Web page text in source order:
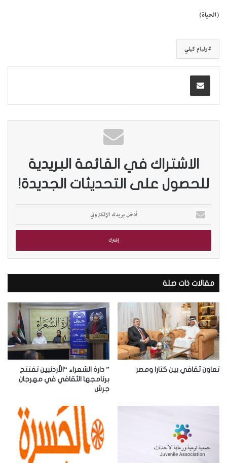
(الحياة)
وليام كيلي
الاشتراك في القائمة البريدية
للحصول على التحديثات الجديدة!
خ
ب
ي
د
ك
ا
ل
إ
ل
ت
ر
مقالات ذات صلة
تعاون ثقافي بين كتارا ومصر
” دارة الشعراء “الأردنيين تفتتح
برنامجها الثقافي في مهرجان
جرش